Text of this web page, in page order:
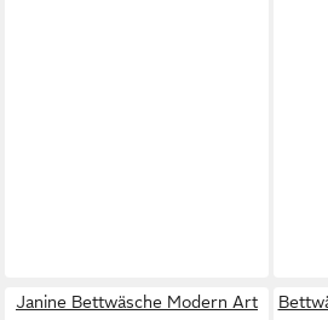
Janine Bettwäsche Modern Art